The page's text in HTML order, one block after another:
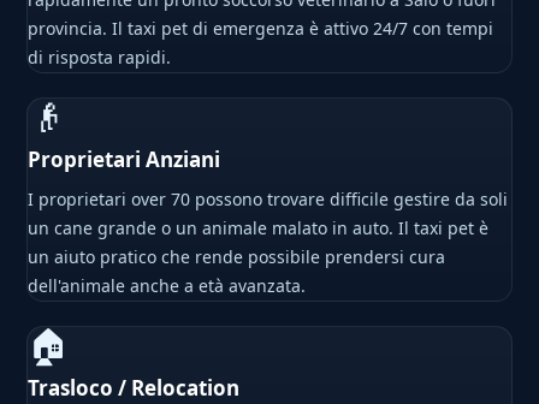
provincia. Il taxi pet di emergenza è attivo 24/7 con tempi
di risposta rapidi.
👴
Proprietari Anziani
I proprietari over 70 possono trovare difficile gestire da soli
un cane grande o un animale malato in auto. Il taxi pet è
un aiuto pratico che rende possibile prendersi cura
dell'animale anche a età avanzata.
🏠
Trasloco / Relocation